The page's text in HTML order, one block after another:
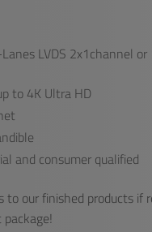
LVDS 2x1channel
to 4K Ultra HD
and consumer qualified
our finished products if